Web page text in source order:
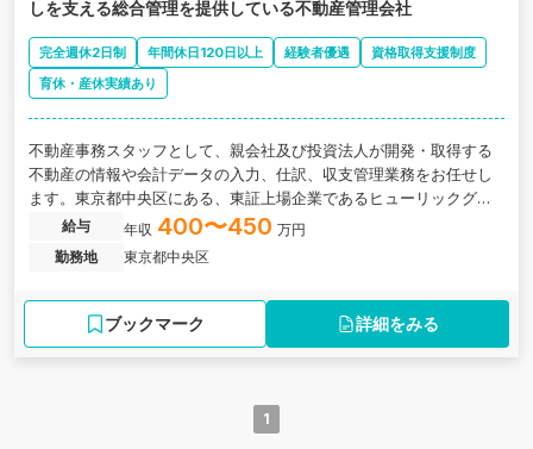
しを支える総合管理を提供している不動産管理会社
完全週休2日制 年間休日120日以上 経験者優遇
資格取得支援制度
育休・産休実績あり
不動産事務スタッフとして、親会社及び投資法人が開発・取得する
不動産の情報や会計データの入力、仕訳、収支管理業務をお任せし
ます。東京都中央区にある、東証上場企業であるヒューリックグル
ープの不動産管理会社の求人です。
給与 年収 400〜450 万円
勤務地
東京都中央区
ブックマーク 詳細をみる
1